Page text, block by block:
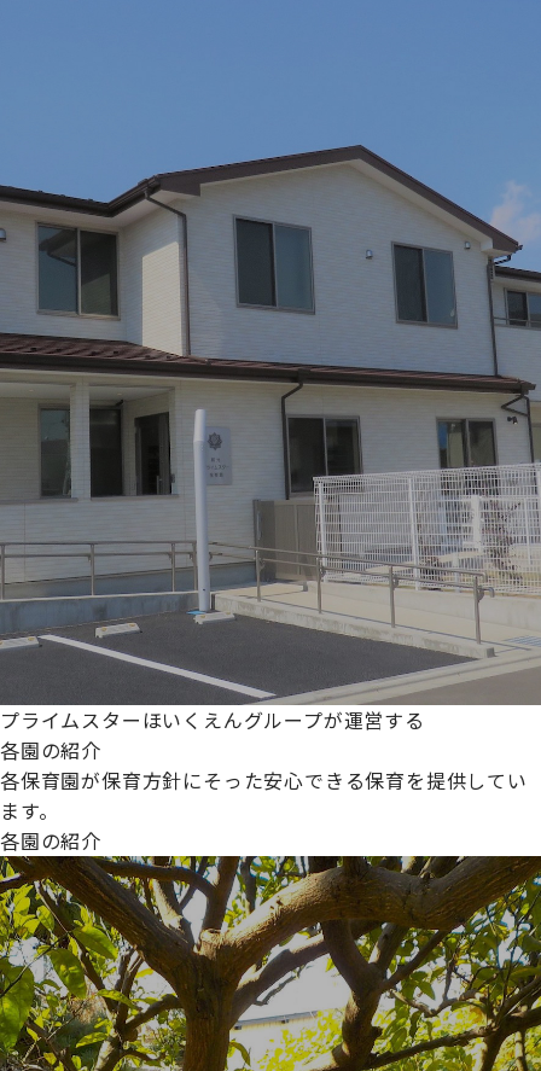
プライムスターほいくえんグループが運営する
各園の紹介
各保育園が保育方針にそった安心できる保育を提供してい
ます。
各園の紹介